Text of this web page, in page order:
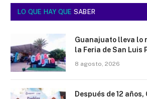
LO QUE HAY QUE SABER
Guanajuato lleva lo
la Feria de San Luis
8 agosto, 2026
Después de 12